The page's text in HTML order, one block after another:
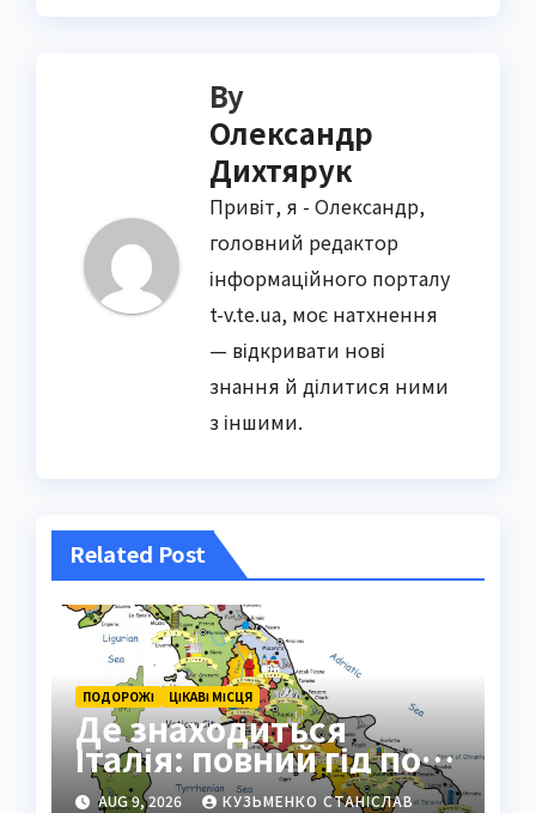
By
Олександр
Дихтярук
Привіт, я - Олександр,
головний редактор
інформаційного порталу
t-v.te.ua, моє натхнення
— відкривати нові
знання й ділитися ними
з іншими.
Related Post
ПОДОРОЖІ ЦІКАВІ МІСЦЯ
Де знаходиться
Італія: повний гід по
географії країни
AUG 9, 2026 КУЗЬМЕНКО СТАНІСЛАВ